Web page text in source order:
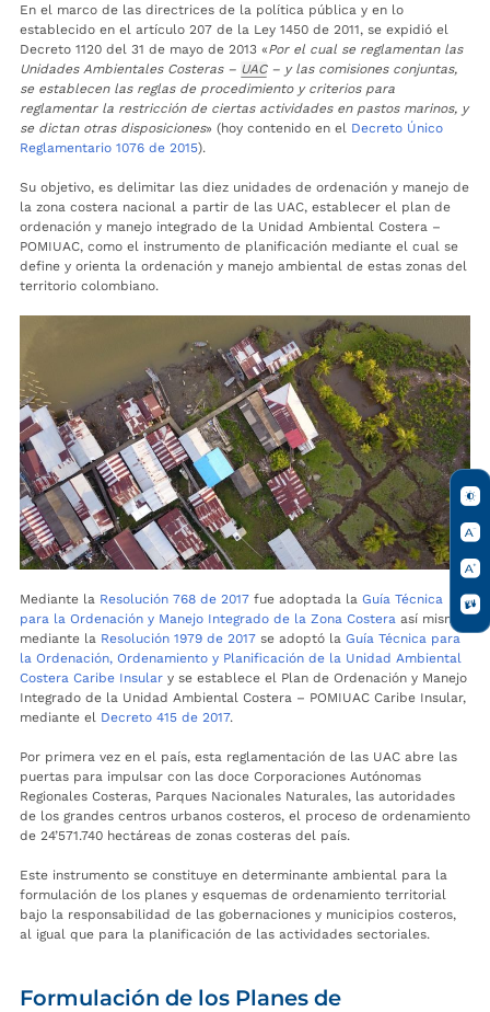
En el marco de las directrices de la política pública y en lo
establecido en el artículo 207 de la Ley 1450 de 2011, se expidió el
Decreto 1120 del 31 de mayo de 2013 «Por el cual se reglamentan las
Unidades Ambientales Costeras – UAC– y las comisiones conjuntas,
se establecen las reglas de procedimiento y criterios para
reglamentar la restricción de ciertas actividades en pastos marinos, y
se dictan otras disposiciones» (hoy contenido en el Decreto Único
Reglamentario 1076 de 2015).
Su objetivo, es delimitar las diez unidades de ordenación y manejo de
la zona costera nacional a partir de las UAC, establecer el plan de
ordenación y manejo integrado de la Unidad Ambiental Costera –
POMIUAC, como el instrumento de planificación mediante el cual se
define y orienta la ordenación y manejo ambiental de estas zonas del
territorio colombiano.
Mediante la Resolución 768 de 2017 fue adoptada la Guía Técnica
para la Ordenación y Manejo Integrado de la Zona Costera así mismo,
mediante la Resolución 1979 de 2017 se adoptó la Guía Técnica para
la Ordenación, Ordenamiento y Planificación de la Unidad Ambiental
Costera Caribe Insular y se establece el Plan de Ordenación y Manejo
Integrado de la Unidad Ambiental Costera – POMIUAC Caribe Insular,
mediante el Decreto 415 de 2017.
Por primera vez en el país, esta reglamentación de las UAC abre las
puertas para impulsar con las doce Corporaciones Autónomas
Regionales Costeras, Parques Nacionales Naturales, las autoridades
de los grandes centros urbanos costeros, el proceso de ordenamiento
de 24’571.740 hectáreas de zonas costeras del país.
Este instrumento se constituye en determinante ambiental para la
formulación de los planes y esquemas de ordenamiento territorial
bajo la responsabilidad de las gobernaciones y municipios costeros,
al igual que para la planificación de las actividades sectoriales.
Formulación de los Planes de